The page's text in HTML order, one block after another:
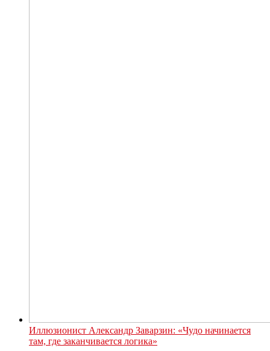
Иллюзионист Александр Заварзин: «Чудо начинается
там, где заканчивается логика»